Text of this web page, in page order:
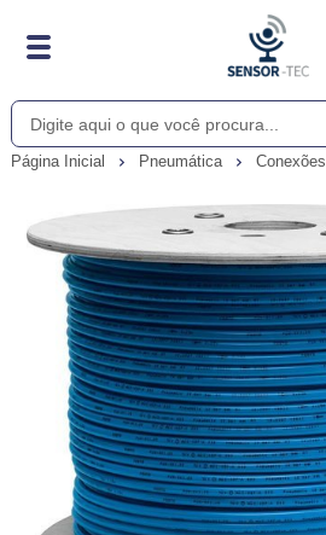
Página Inicial Pneumática Conexões